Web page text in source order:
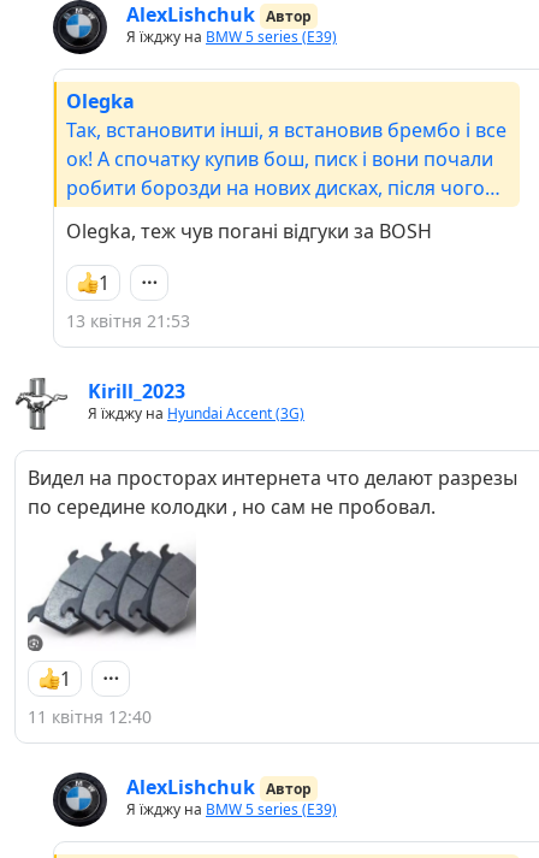
AlexLishchuk Автор
Я їжджу на BMW 5 series (E39)
Olegka
Так, встановити інші, я встановив брембо і все
ок! А спочатку купив бош, писк і вони почали
робити борозди на нових дисках, після чого
що багато заліза в колодках.
Olegka, теж чув погані відгуки за BOSH
1
13 квітня 21:53
Kirill_2023
Я їжджу на Hyundai Accent (3G)
Видел на просторах интернета что делают разрезы
по середине колодки , но сам не пробовал.
1
11 квітня 12:40
AlexLishchuk Автор
Я їжджу на BMW 5 series (E39)